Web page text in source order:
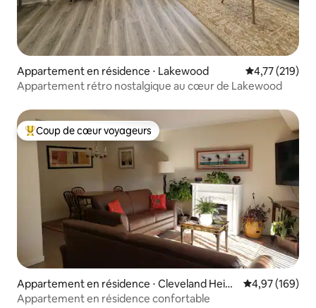
Appartement en résidence ⋅ Lakewood Évaluation
4,77 (219)
Appartement rétro nostalgique au cœur de Lakewood
Coups de cœur voyageurs les plus appréciés
Coup de cœur voyageurs
Appartement en résidence ⋅ Cleveland Heigh
ts
Évaluation
4,97 (169)
Appartement en résidence confortable